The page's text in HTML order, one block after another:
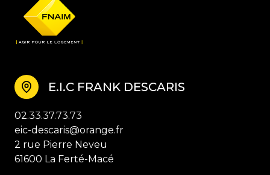
E.I.C FRANK DESCARIS
02.33.37.73.73
eic-descaris@orange.fr
2 rue Pierre Neveu
61600 La Ferté-Macé